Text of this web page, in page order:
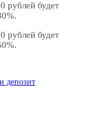
рублей будет
рублей будет
депозит